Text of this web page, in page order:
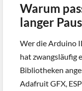
Warum
langer
Wer die Arduino
hat zwangsläufig
Bibliotheken
Adafruit GFX,